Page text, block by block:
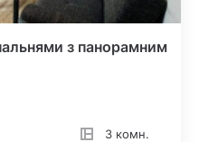
з панорамним
3 комн.